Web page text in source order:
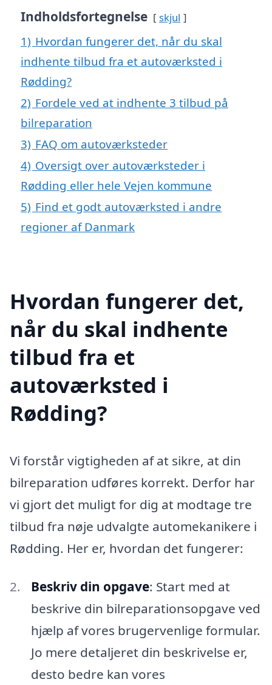
Indholdsfortegnelse skjul
1) Hvordan fungerer det, når du skal
indhente tilbud fra et autoværksted i
Rødding?
2) Fordele ved at indhente 3 tilbud på
bilreparation
3) FAQ om autoværksteder
4) Oversigt over autoværksteder i
Rødding eller hele Vejen kommune
5) Find et godt autoværksted i andre
regioner af Danmark
Hvordan fungerer det,
når du skal indhente
tilbud fra et
autoværksted i
Rødding?
Vi forstår vigtigheden af at sikre, at din
bilreparation udføres korrekt. Derfor har
vi gjort det muligt for dig at modtage tre
tilbud fra nøje udvalgte automekanikere i
Rødding. Her er, hvordan det fungerer:
Beskriv din opgave: Start med at
beskrive din bilreparationsopgave ved
hjælp af vores brugervenlige formular.
Jo mere detaljeret din beskrivelse er,
desto bedre kan vores